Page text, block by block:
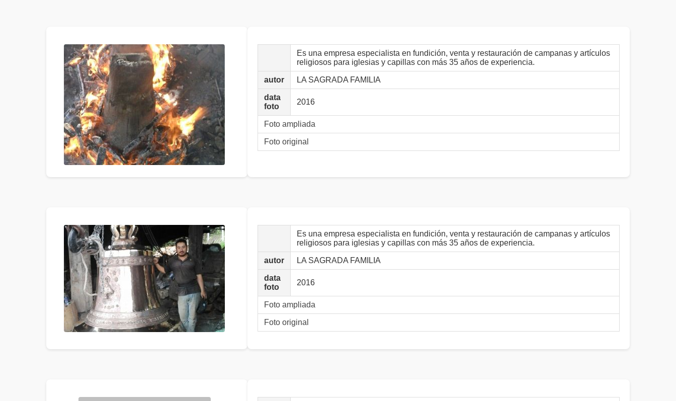
Es una empresa especialista en fundición, venta y restauración de campanas y artículos
religiosos para iglesias y capillas con más 35 años de experiencia.
autor LA SAGRADA FAMILIA
data
foto
2016
Foto ampliada
Foto original
Es una empresa especialista en fundición, venta y restauración de campanas y artículos
religiosos para iglesias y capillas con más 35 años de experiencia.
autor LA SAGRADA FAMILIA
data
foto
2016
Foto ampliada
Foto original